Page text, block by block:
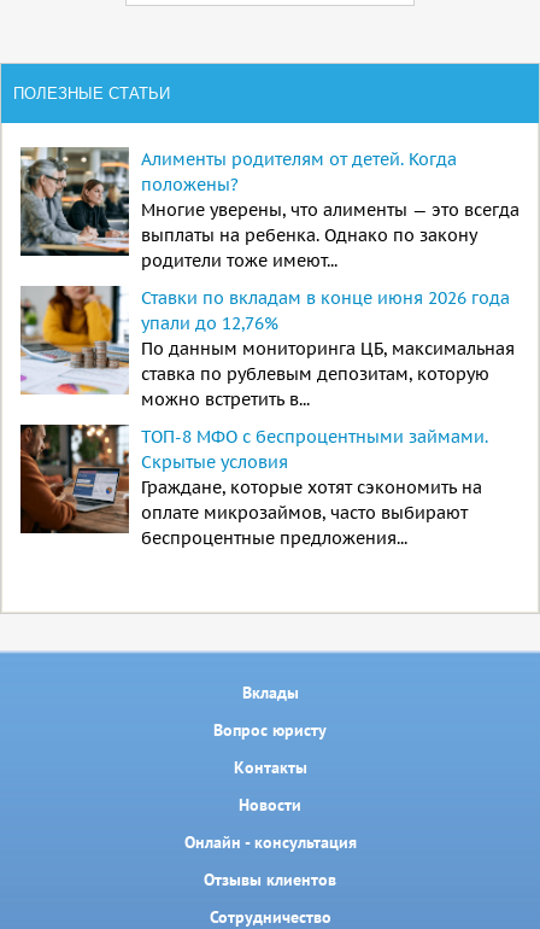
ПОЛЕЗНЫЕ СТАТЬИ
Алименты родителям от детей. Когда
положены?
Многие уверены, что алименты — это всегда
выплаты на ребенка. Однако по закону
родители тоже имеют...
Ставки по вкладам в конце июня 2026 года
упали до 12,76%
По данным мониторинга ЦБ, максимальная
ставка по рублевым депозитам, которую
можно встретить в...
ТОП-8 МФО с беспроцентными займами.
Скрытые условия
Граждане, которые хотят сэкономить на
оплате микрозаймов, часто выбирают
беспроцентные предложения...
Вклады
Вопрос юристу
Контакты
Новости
Онлайн - консультация
Отзывы клиентов
Сотрудничество